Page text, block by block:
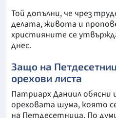
Той допълни, че чрез
делата, живота и
християните се
днес.
Защо на
орехови листа
Патриарх Даниил обясни
ореховата шума, която
на Петдесетница. По